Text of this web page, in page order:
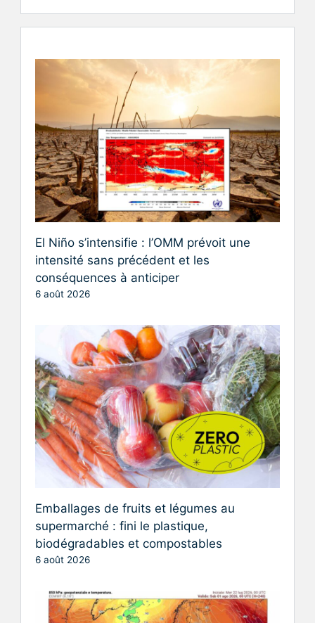
El Niño s’intensifie : l’OMM prévoit une
intensité sans précédent et les
conséquences à anticiper
6 août 2026
Emballages de fruits et légumes au
supermarché : fini le plastique,
biodégradables et compostables
6 août 2026